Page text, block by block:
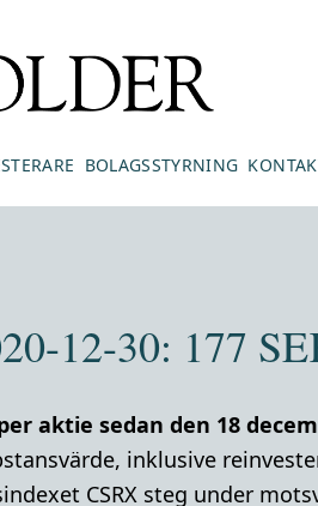
BOLAGSSTYRNING
12-30: 177
aktie sedan den 18
inklusive
CSRX steg under